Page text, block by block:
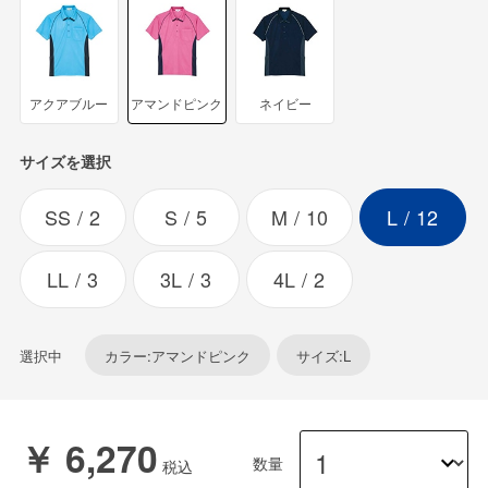
アクアブルー アマンドピンク ネイビー
サイズを選択
SS 2 S 5 M 10 L 12
LL 3 3L 3 4L 2
選択中 カラー:アマンドピンク サイズ:L
￥ 6,270 数量